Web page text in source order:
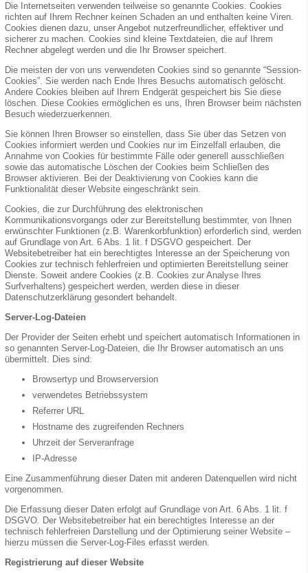
Die Internetseiten verwenden teilweise so genannte Cookies. Cookies
richten auf Ihrem Rechner keinen Schaden an und enthalten keine Viren.
Cookies dienen dazu, unser Angebot nutzerfreundlicher, effektiver und
sicherer zu machen. Cookies sind kleine Textdateien, die auf Ihrem
Rechner abgelegt werden und die Ihr Browser speichert.
Die meisten der von uns verwendeten Cookies sind so genannte “Session-
Cookies”. Sie werden nach Ende Ihres Besuchs automatisch gelöscht.
Andere Cookies bleiben auf Ihrem Endgerät gespeichert bis Sie diese
löschen. Diese Cookies ermöglichen es uns, Ihren Browser beim nächsten
Besuch wiederzuerkennen.
Sie können Ihren Browser so einstellen, dass Sie über das Setzen von
Cookies informiert werden und Cookies nur im Einzelfall erlauben, die
Annahme von Cookies für bestimmte Fälle oder generell ausschließen
sowie das automatische Löschen der Cookies beim Schließen des
Browser aktivieren. Bei der Deaktivierung von Cookies kann die
Funktionalität dieser Website eingeschränkt sein.
Cookies, die zur Durchführung des elektronischen
Kommunikationsvorgangs oder zur Bereitstellung bestimmter, von Ihnen
erwünschter Funktionen (z.B. Warenkorbfunktion) erforderlich sind, werden
auf Grundlage von Art. 6 Abs. 1 lit. f DSGVO gespeichert. Der
Websitebetreiber hat ein berechtigtes Interesse an der Speicherung von
Cookies zur technisch fehlerfreien und optimierten Bereitstellung seiner
Dienste. Soweit andere Cookies (z.B. Cookies zur Analyse Ihres
Surfverhaltens) gespeichert werden, werden diese in dieser
Datenschutzerklärung gesondert behandelt.
Server-Log-Dateien
Der Provider der Seiten erhebt und speichert automatisch Informationen in
so genannten Server-Log-Dateien, die Ihr Browser automatisch an uns
übermittelt. Dies sind:
Browsertyp und Browserversion
verwendetes Betriebssystem
Referrer URL
Hostname des zugreifenden Rechners
Uhrzeit der Serveranfrage
IP-Adresse
Eine Zusammenführung dieser Daten mit anderen Datenquellen wird nicht
vorgenommen.
Die Erfassung dieser Daten erfolgt auf Grundlage von Art. 6 Abs. 1 lit. f
DSGVO. Der Websitebetreiber hat ein berechtigtes Interesse an der
technisch fehlerfreien Darstellung und der Optimierung seiner Website –
hierzu müssen die Server-Log-Files erfasst werden.
Registrierung auf dieser Website